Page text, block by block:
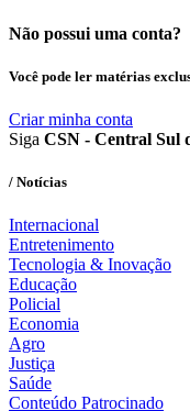
Não possui uma conta?
Você pode ler matérias
Criar minha conta
Siga CSN - Central Sul
/ Notícias
Internacional
Entretenimento
Tecnologia & Inovação
Educação
Policial
Economia
Agro
Justiça
Saúde
Conteúdo Patrocinado